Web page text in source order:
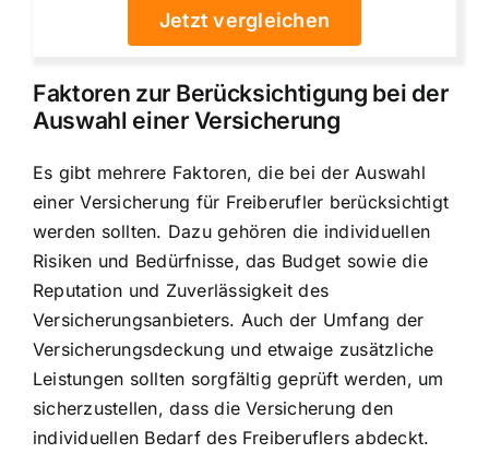
Jetzt vergleichen
Faktoren zur Berücksichtigung bei der
Auswahl einer Versicherung
Es gibt mehrere Faktoren, die bei der Auswahl
einer Versicherung für Freiberufler berücksichtigt
werden sollten. Dazu gehören die individuellen
Risiken und Bedürfnisse, das Budget sowie die
Reputation und Zuverlässigkeit des
Versicherungsanbieters. Auch der Umfang der
Versicherungsdeckung und etwaige zusätzliche
Leistungen sollten sorgfältig geprüft werden, um
sicherzustellen, dass die Versicherung den
individuellen Bedarf des Freiberuflers abdeckt.